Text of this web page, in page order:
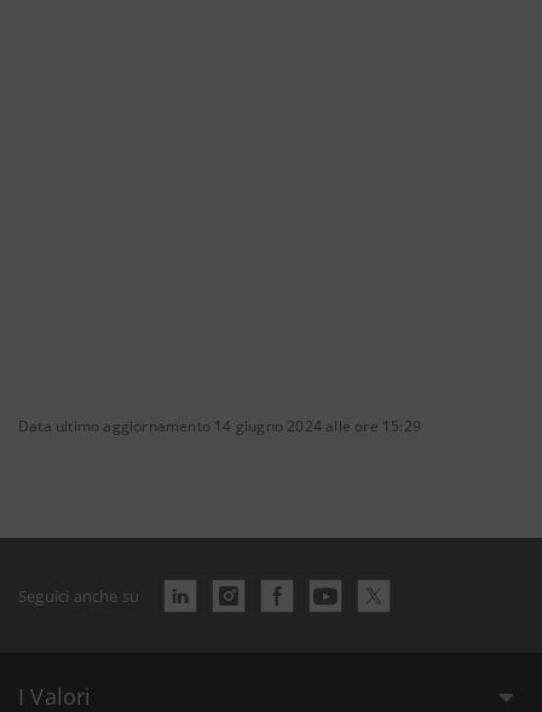
Data ultimo aggiornamento 14 giugno 2024 alle ore 15:29
Seguici anche su
I Valori